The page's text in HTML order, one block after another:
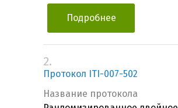
Подробнее
2.
Протокол ITI-007-502
Название протокола